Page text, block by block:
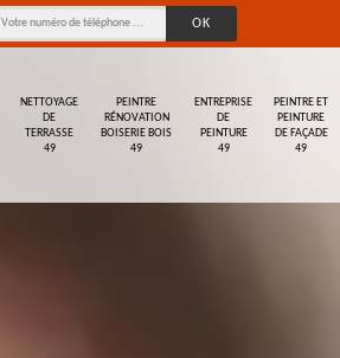
NETTOYAGE
DE
TERRASSE
49
PEINTRE
RÉNOVATION
BOISERIE BOIS
49
ENTREPRISE
DE
PEINTURE
49
PEINTRE ET
PEINTURE
DE FAÇADE
49